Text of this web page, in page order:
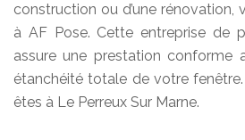
construction ou d’une rénovation,
à AF Pose. Cette entreprise de
assure une prestation conforme
étanchéité totale de votre
êtes à Le Perreux Sur Marne.